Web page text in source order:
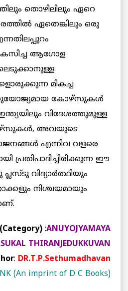
തൊഴിലിലും ഏറെ
ഏതെങ്കിലും ഒരു
ആഗോള
മികച്ച
കോഴ്‌സുകള്‍
വിദേശത്തുമുള്ള
അവയുടെ
എന്നിവ വളരെ
പ്രതിപാദിച്ചിരിക്കുന്ന ഈ
വിദ്യാര്‍ത്ഥിയും
നിശ്ചയമായും
:ANUYOJYAMAYA
THIRANJEDUKKUVAN
: DR.T.P.Sethumadhavan
(An imprint of D C Books)